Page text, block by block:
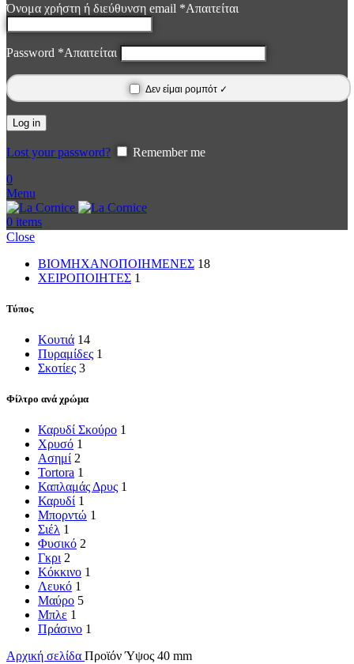
Όνομα χρήστη ή διεύθυνση email *Απαιτείται
Password *Απαιτείται
Δεν είμαι ρομπότ ✓
Log in
Lost your password?
Remember me
0
Menu
0 items
Close
ΒΙΟΜΗΧΑΝΟΠΟΙΗΜΕΝΕΣ 18
ΧΕΙΡΟΠΟΙΗΤΕΣ 1
Τύπος
Κουτιά 14
Πυραμίδες 1
Σκοτίες 3
Φίλτρο ανά χρώμα
Καρυδί Σκούρο 1
Χρυσό 1
Ασημί 2
Tortora 1
Καπλαμάς Δρυς 1
Καρυδί 1
Μπορντώ 1
Σιέλ 1
Φυσικό 2
Γκρι 2
Κόκκινο 1
Λευκό 1
Μαύρο 5
Μπλε 1
Πράσινο 1
Αρχική σελίδα Προϊόν Ύψος 40 mm